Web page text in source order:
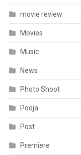
movie review
Movies
Music
News
Photo Shoot
Pooja
Post
Premiere